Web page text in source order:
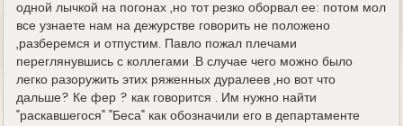
одной лычкой на погонах ,но тот резко оборвал ее: потом мол
все узнаете нам на дежурстве говорить не положено
,разберемся и отпустим. Павло пожал плечами
переглянувшись с коллегами .В случае чего можно было
легко разоружить этих ряженных дуралеев ,но вот что
дальше? Ке фер ? как говорится . Им нужно найти
"раскавшегося" "Беса" как обозначили его в департаменте